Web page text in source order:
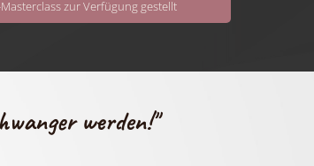
zur Verfügung gestellt
werden!"